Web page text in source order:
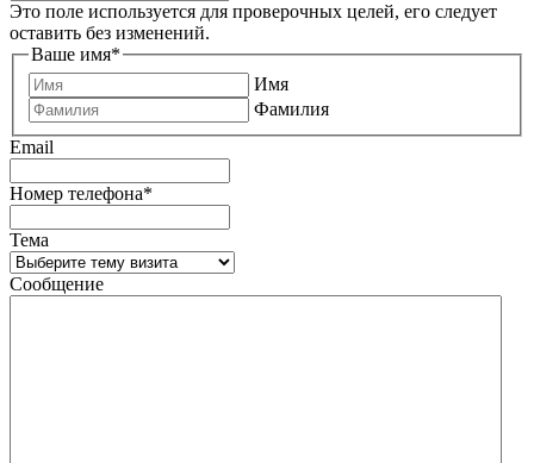
Это поле используется для проверочных целей, его следует
оставить без изменений.
Ваше имя*
Имя
Фамилия
Email
Номер телефона*
Тема
Сообщение